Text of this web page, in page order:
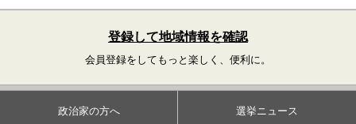
登録して地域情報を確認
会員登録をしてもっと楽しく、便利に。
政治家の方へ 選挙ニュース